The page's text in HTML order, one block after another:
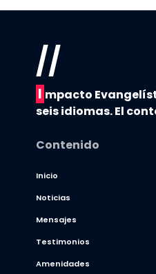
//
I mpacto
seis idiomas. El
Contenido
Inicio
Noticias
Mensajes
Testimonios
Amenidades